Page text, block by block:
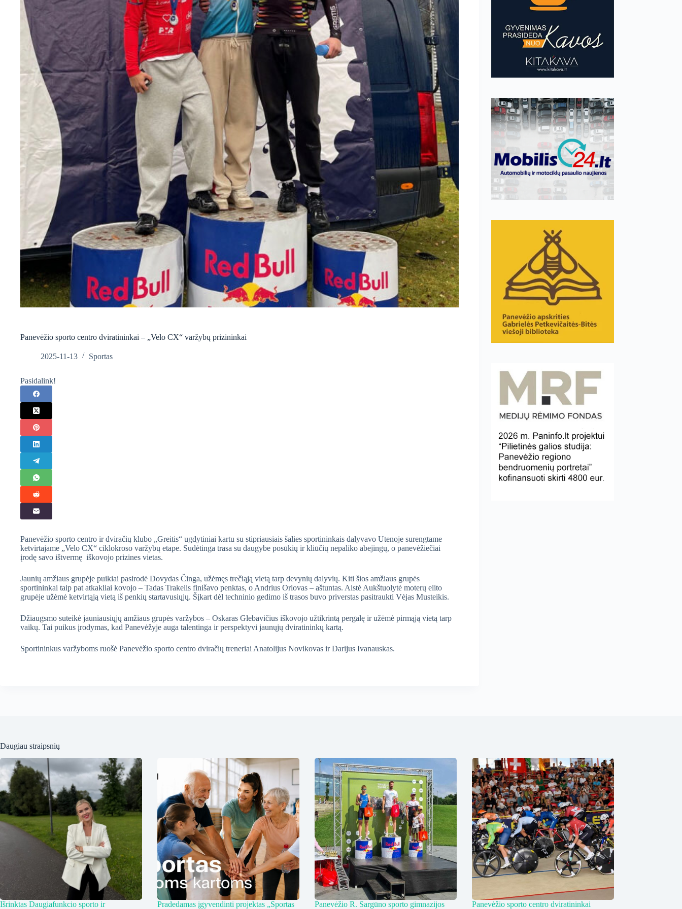
Panevėžio sporto centro dviratininkai – „Velo CX“ varžybų prizininkai
2025-11-13 Sportas
Pasidalink!
Panevėžio sporto centro ir dviračių klubo „Greitis“ ugdytiniai kartu su stipriausiais šalies sportininkais dalyvavo Utenoje surengtame
ketvirtajame „Velo CX“ ciklokroso varžybų etape. Sudėtinga trasa su daugybe posūkių ir kliūčių nepaliko abejingų, o panevėžiečiai
įrodę savo ištvermę iškovojo prizines vietas.
Jaunių amžiaus grupėje puikiai pasirodė Dovydas Činga, užėmęs trečiąją vietą tarp devynių dalyvių. Kiti šios amžiaus grupės
sportininkai taip pat atkakliai kovojo – Tadas Trakelis finišavo penktas, o Andrius Orlovas – aštuntas. Aistė Aukštuolytė moterų elito
grupėje užėmė ketvirtąją vietą iš penkių startavusiųjų. Šįkart dėl techninio gedimo iš trasos buvo priverstas pasitraukti Vėjas Musteikis.
Džiaugsmo suteikė jauniausiųjų amžiaus grupės varžybos – Oskaras Glebavičius iškovojo užtikrintą pergalę ir užėmė pirmąją vietą tarp
vaikų. Tai puikus įrodymas, kad Panevėžyje auga talentinga ir perspektyvi jaunųjų dviratininkų kartą.
Sportininkus varžyboms ruošė Panevėžio sporto centro dviračių treneriai Anatolijus Novikovas ir Darijus Ivanauskas.
Daugiau straipsnių
Išrinktas Daugiafunkcio sporto ir Pradedamas įgyvendinti projektas „Sportas Panevėžio R. Sargūno sporto gimnazijos Panevėžio sporto centro dviratininkai